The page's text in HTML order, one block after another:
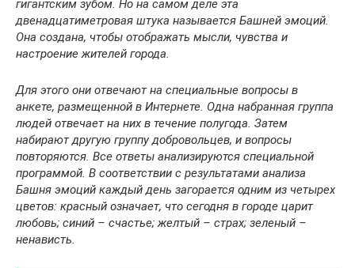
гигантским зубом. Но на самом деле эта
двенадцатиметровая штука называется Башней эмоций.
Она создана, чтобы отображать мысли, чувства и
настроение жителей города.
Для этого они отвечают на специальные вопросы в
анкете, размещенной в Интернете. Одна набранная группа
людей отвечает на них в течение полугода. Затем
набирают другую группу добровольцев, и вопросы
повторяются. Все ответы анализируются специальной
программой. В соответствии с результатами анализа
Башня эмоций каждый день загорается одним из четырех
цветов: красный означает, что сегодня в городе царит
любовь; синий – счастье; желтый – страх; зеленый –
ненависть.